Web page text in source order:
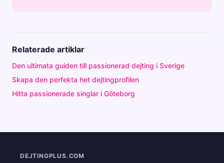
Relaterade artiklar
Den ultimata guiden till passionerad dejting i Sverige
Skapa den perfekta het dejtingprofilen
Hitta passionerade singlar i Göteborg
DEJTINGPLUS.COM